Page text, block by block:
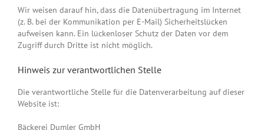
Wir weisen darauf hin, dass die Datenübertragung im Internet
(z. B. bei der Kommunikation per E-Mail) Sicherheitslücken
aufweisen kann. Ein lückenloser Schutz der Daten vor dem
Zugriff durch Dritte ist nicht möglich.
Hinweis zur verantwortlichen Stelle
Die verantwortliche Stelle für die Datenverarbeitung auf dieser
Website ist:
Bäckerei Dumler GmbH